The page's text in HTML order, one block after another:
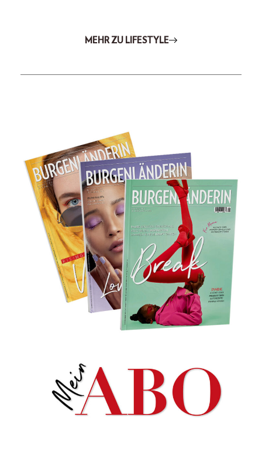
MEHR ZU LIFESTYLE